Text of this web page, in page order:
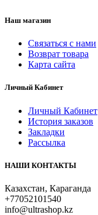
Наш магазин
Связаться с нами
Возврат товара
Карта сайта
Личный Кабинет
Личный Кабинет
История заказов
Закладки
Рассылка
НАШИ КОНТАКТЫ
Казахстан, Караганда
+77052101540
info@ultrashop.kz